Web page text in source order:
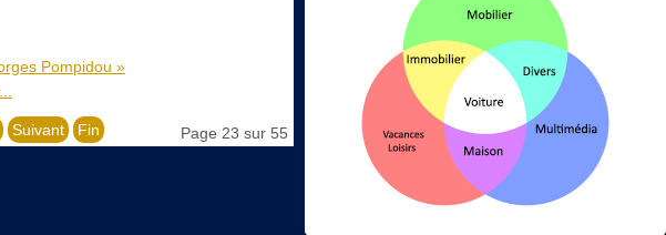
Pompidou »
Page 23 sur 55
Suivant Fin